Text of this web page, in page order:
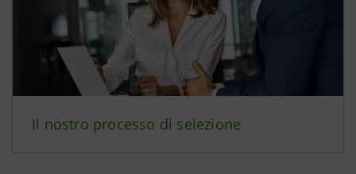
Il nostro processo di selezione